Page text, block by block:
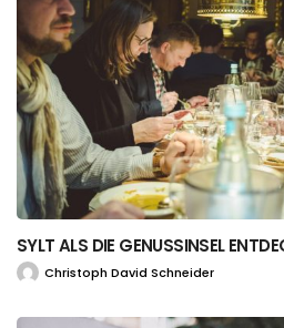
SYLT ALS DIE GENUSSINSEL
Christoph David Schneider